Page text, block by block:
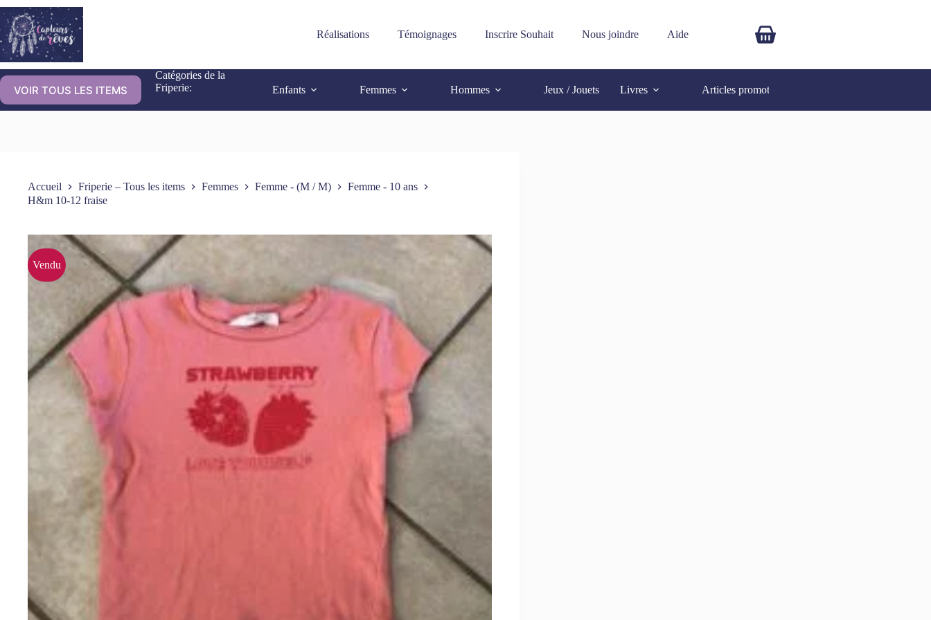
Réalisations Témoignages Inscrire Souhait Nous joindre Aide
VOIR TOUS LES ITEMS
Catégories de la
Friperie:
Enfants Femmes Hommes Jeux / Jouets Livres Articles promotionnels
Accueil Friperie – Tous les items Femmes Femme - (M / M)
Femme - 10 ans
H&m 10-12 fraise
Vendu